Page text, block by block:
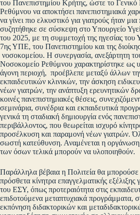
του Πανεπιστημίου Κρήτης, ώστε το
Ρεθύμνου να αποκτήσει πανεπιστημιακά
να γίνει πιο ελκυστικό για γιατρούς ήταν
συζητήθηκε σε σύσκεψη στο Υπουργείο
του 2025, με τη συμμετοχή της ηγεσίας του
7ης ΥΠΕ, του Πανεπιστημίου και της
νοσοκομείου. Η συνεργασία, ανεξάρτητη
Νοσοκομείο Ρεθύμνου χαρακτηρίστηκε ως
άγονη περιοχή, προέβλεπε μεταξύ άλλων
εκπαιδευτικών κλινικών, την άσκηση
νέων γιατρών, την ανάπτυξη ερευνητικών
κοινές πανεπιστημιακές θέσεις,
σεμινάρια, συνέδρια και εκπαιδευτικά
γενικά τη σταδιακή δημιουργία ενός
περιβάλλοντος, που θεωρείται ισχυρό
προσέλκυση και παραμονή νέων γιατρών.
σωστή κατεύθυνση. Αναμένεται η
των όσων τελικά μπορούν να υλοποιηθούν.
Παράλληλα βέβαια η Πολιτεία θα μπορούσε
πρόσθετα κίνητρα επαγγελματικής εξέλιξης
του ΕΣΥ, όπως προτεραιότητα στις
επιδοτούμενα μεταπτυχιακά προγράμματα,
εκπόνηση διδακτορικών και